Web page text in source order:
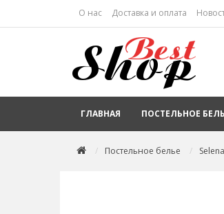
О нас Доставка и оплата
ГЛАВНАЯ ПОСТЕЛЬНОЕ
Постельное белье Selena